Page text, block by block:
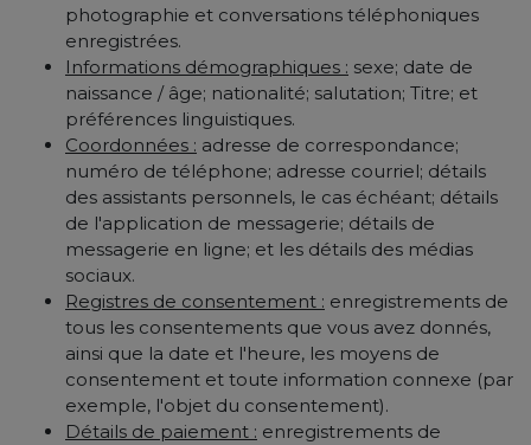
photographie et conversations téléphoniques
enregistrées.
Informations démographiques : sexe; date de
naissance / âge; nationalité; salutation; Titre; et
préférences linguistiques.
Coordonnées : adresse de correspondance;
numéro de téléphone; adresse courriel; détails
des assistants personnels, le cas échéant; détails
de l'application de messagerie; détails de
messagerie en ligne; et les détails des médias
sociaux.
Registres de consentement : enregistrements de
tous les consentements que vous avez donnés,
ainsi que la date et l'heure, les moyens de
consentement et toute information connexe (par
exemple, l'objet du consentement).
Détails de paiement : enregistrements de